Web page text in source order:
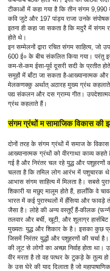
टीकाओं में कहा गया है कि तीन संगम
कवि जुटे और 197 पांड्य राजा उनके
इतना ही कहा जा सकता है कि मदुरै में संगम
होते थे।
इन सम्मेलनों द्वारा रचित संगम साहित्य,
600 ई० के बीच संकलित किया गया। परंतु
कम-से-कम ईसा-पूर्व दूसरी सदी के प्रतीत
समूहों में बाँटा जा सकता है-आख्यानात्मक
मेलकणक्कु अर्थात् अठारह मुख्य ग्रंथ
पद्य संकलन और दस ग्राम्य गीत।
ग्रंथ कहलाते हैं।
संगम ग्रंथों म सामाजिक विकास की
दोनों तरह के संगम ग्रंथों में समाज के
आख्यानात्मक ग्रंथों को वीरगाथा काव्य कहते
गई है और निरंतर चल रहे युद्ध और पशुहरणों
चलता है कि तमिल लोग आरंभ में पशुचारक
आभास संगम साहित्य में मिलता है। सबसे
शिकारी या मछुए मालूम होते हैं, हालाँकि वे
भारत में कई पुरास्थलों में हँसिया और फावड़े
जैसा है। लोहे की अन्य वस्तुएँ हैं-कीलक
तलवार और बर्ची, खूटी, और शूलाग्र
मुख्यतः युद्ध और शिकार के है। इसका कुछ
जिसमें निरंतर युद्धों और पशुहरणों की चर्चा
की लूट से लोगों का अच्छा निर्वाह होता
वीर मरता है तो वह पत्थर के टुकड़े के तुल्य
के उस घेरे की याद दिलाता है जो